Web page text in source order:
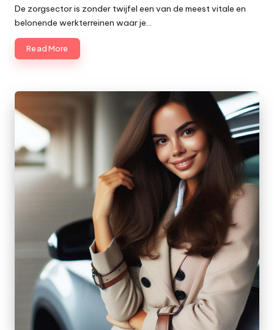
by
De zorgsector is zonder twijfel een van de meest vitale en
belonende werkterreinen waar je…
Read More